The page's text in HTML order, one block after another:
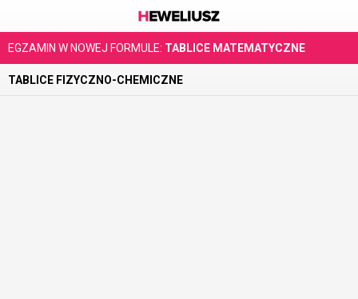
EGZAMIN W NOWEJ FORMULE: TABLICE MATEMATYCZNE
TABLICE FIZYCZNO-CHEMICZNE